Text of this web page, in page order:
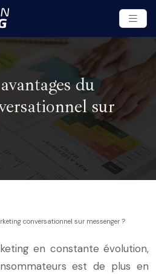
du
sur
conversationnel sur messenger ?
en constante évolution,
est de plus en